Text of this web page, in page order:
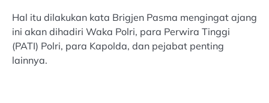
Hal itu dilakukan kata Brigjen Pasma mengingat ajang
ini akan dihadiri Waka Polri, para Perwira Tinggi
(PATI) Polri, para Kapolda, dan pejabat penting
lainnya.